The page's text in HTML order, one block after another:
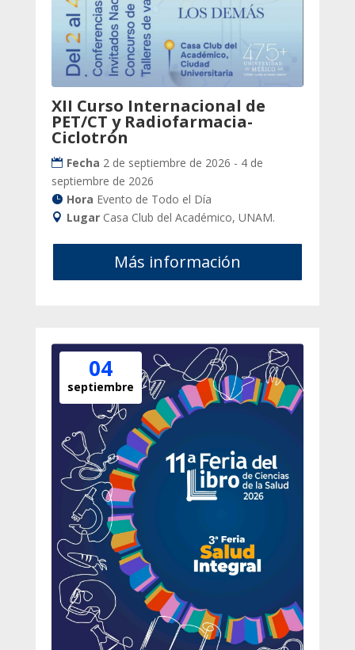
XII Curso Internacional de
PET/CT y Radiofarmacia-
Ciclotrón
Fecha 2 de septiembre de 2026 - 4 de
septiembre de 2026
Hora Evento de Todo el Día
Lugar Casa Club del Académico, UNAM.
Más información
04
septiembre